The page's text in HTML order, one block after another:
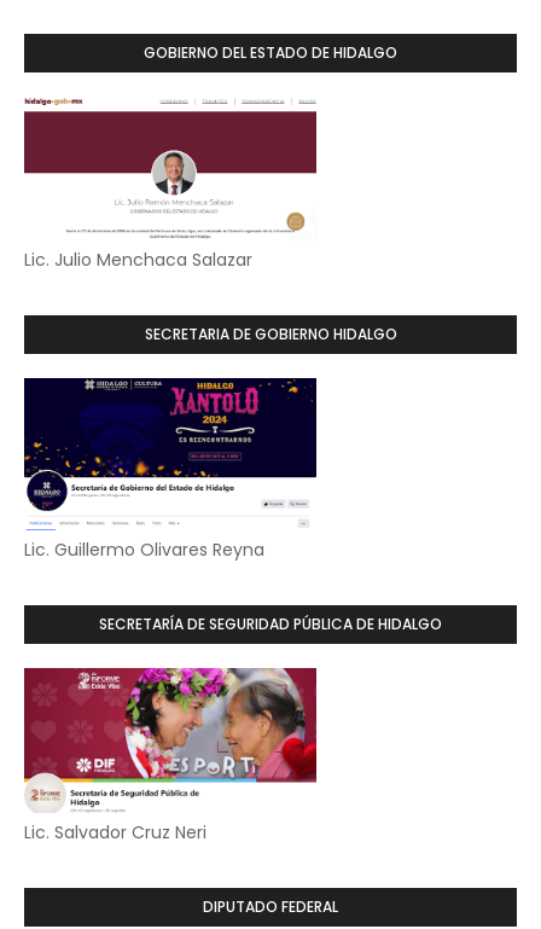
GOBIERNO DEL ESTADO DE HIDALGO
Lic. Julio Menchaca Salazar
SECRETARIA DE GOBIERNO HIDALGO
Lic. Guillermo Olivares Reyna
SECRETARÍA DE SEGURIDAD PÚBLICA DE HIDALGO
Lic. Salvador Cruz Neri
DIPUTADO FEDERAL